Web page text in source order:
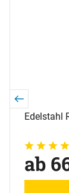
Edelstahl
1 Bewertung
ab:
ab